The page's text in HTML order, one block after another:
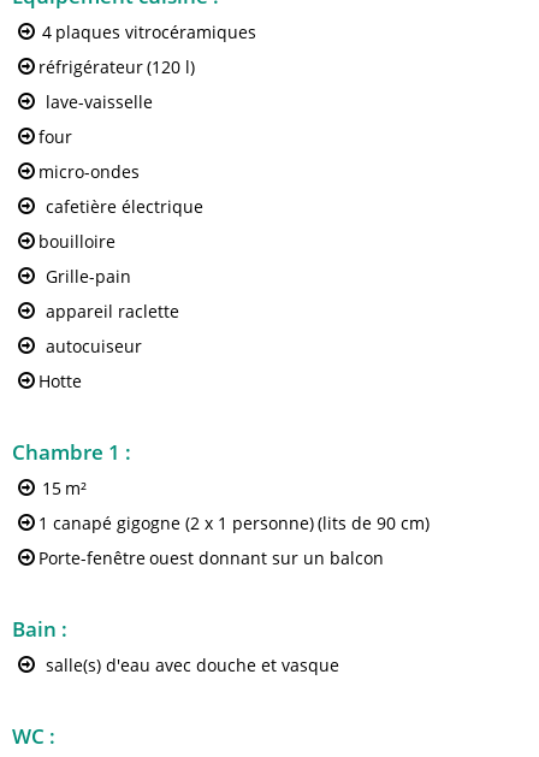
4 plaques vitrocéramiques
réfrigérateur(120 l)
lave-vaisselle
four
micro-ondes
cafetière électrique
bouilloire
Grille-pain
appareil raclette
autocuiseur
Hotte
Chambre 1 :
15 m²
1 canapé gigogne (2 x 1 personne)(lits de 90 cm)
Porte-fenêtreouest donnant sur un balcon
Bain :
salle(s) d'eau avec douche et vasque
WC :